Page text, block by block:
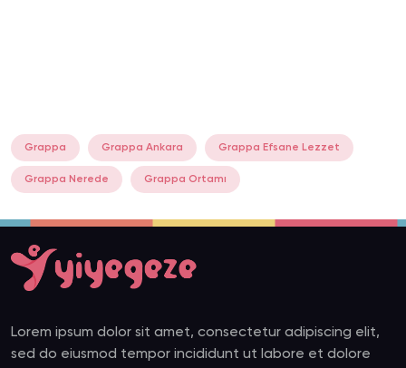
Grappa Grappa Ankara Grappa Efsane Lezzet
Grappa Nerede Grappa Ortamı
Lorem ipsum dolor sit amet, consectetur adipiscing elit,
sed do eiusmod tempor incididunt ut labore et dolore